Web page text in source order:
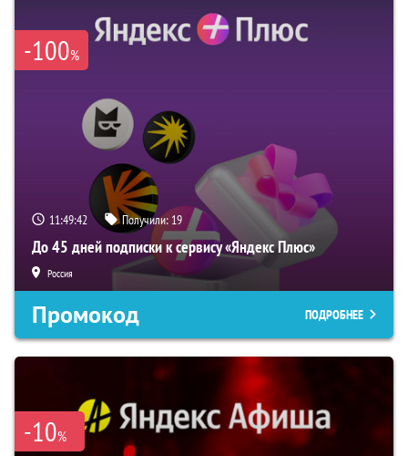
-100%
11:49:41 Получили: 19
До 45 дней подписки к сервису «Яндекс Плюс»
Россия
Промокод ПОДРОБНЕЕ
-10%